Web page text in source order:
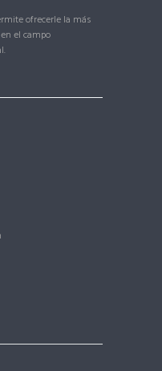
ofrecerle la más
el campo